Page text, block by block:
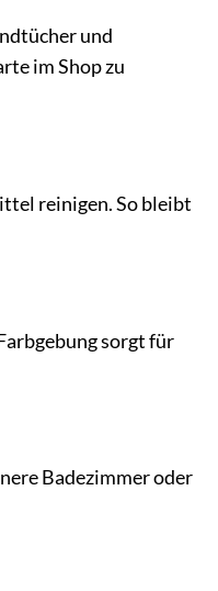
und
im Shop zu
reinigen. So bleibt
sorgt für
Badezimmer oder